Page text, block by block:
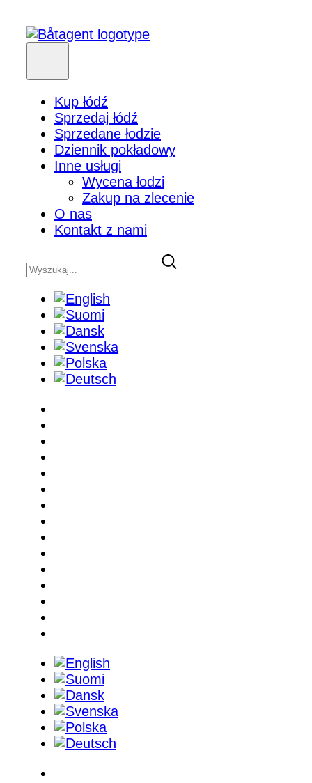
Kup łódź
Sprzedaj łódź
Sprzedane łodzie
Dziennik pokładowy
Inne usługi
Wycena łodzi
Zakup na zlecenie
O nas
Kontakt z nami